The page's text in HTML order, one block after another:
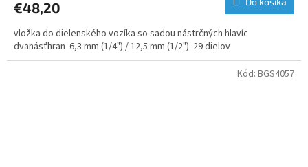
€48,20
vložka do dielenského vozíka so sadou nástrčných hlavíc
dvanásťhran 6,3 mm (1/4") / 12,5 mm (1/2") 29 dielov
Kód: BGS4057